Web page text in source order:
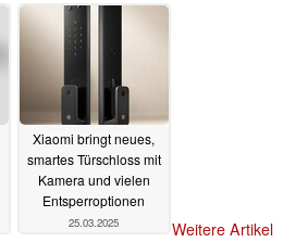
Xiaomi bringt neues,
smartes Türschloss mit
Kamera und vielen
Entsperroptionen
25.03.2025
Weitere Artikel